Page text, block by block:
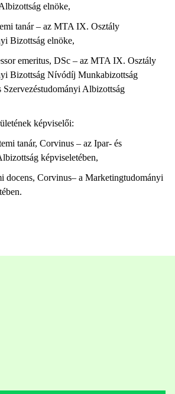
elnöke,
tanár – az MTA IX. Osztály
Bizottság elnöke,
emeritus, DSc – az MTA IX. Osztály
Bizottság Nívódíj Munkabizottság
Szervezéstudományi Albizottság
képviselői:
tanár, Corvinus – az Ipar- és
képviseletében,
docens, Corvinus– a Marketingtudományi